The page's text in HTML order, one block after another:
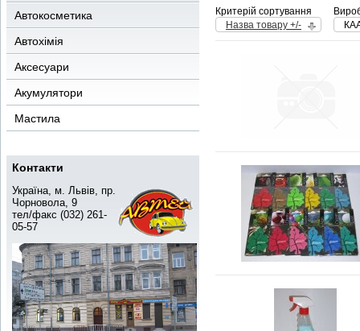
Автокосметика
Автохімія
Аксесуари
Акумулятори
Мастила
Контакти
Україна, м. Львів, пр.
Чорновола, 9
тел/факс (032) 261-
05-57
Критерій сортування
Назва товару +/-